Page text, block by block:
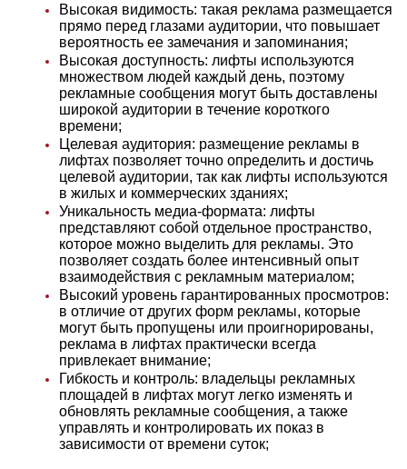
Высокая видимость: такая реклама размещается
прямо перед глазами аудитории, что повышает
вероятность ее замечания и запоминания;
Высокая доступность: лифты используются
множеством людей каждый день, поэтому
рекламные сообщения могут быть доставлены
широкой аудитории в течение короткого
времени;
Целевая аудитория: размещение рекламы в
лифтах позволяет точно определить и достичь
целевой аудитории, так как лифты используются
в жилых и коммерческих зданиях;
Уникальность медиа-формата: лифты
представляют собой отдельное пространство,
которое можно выделить для рекламы. Это
позволяет создать более интенсивный опыт
взаимодействия с рекламным материалом;
Высокий уровень гарантированных просмотров:
в отличие от других форм рекламы, которые
могут быть пропущены или проигнорированы,
реклама в лифтах практически всегда
привлекает внимание;
Гибкость и контроль: владельцы рекламных
площадей в лифтах могут легко изменять и
обновлять рекламные сообщения, а также
управлять и контролировать их показ в
зависимости от времени суток;